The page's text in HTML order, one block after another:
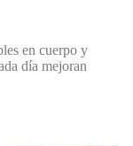
en cuerpo y
día mejoran